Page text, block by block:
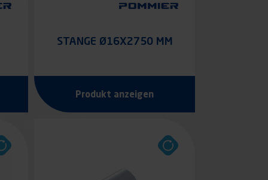
STANGE Ø16X2750 MM
Produkt anzeigen